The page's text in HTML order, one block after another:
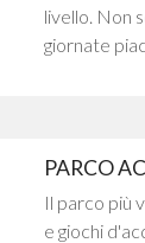
livello. Non
giornate
PARCO
Il parco più
e giochi